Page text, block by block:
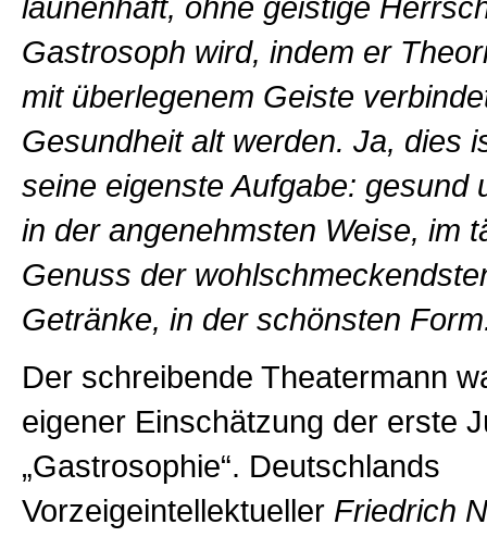
launenhaft, ohne geistige
Gastrosoph wird, indem er
mit überlegenem Geiste
Gesundheit alt werden. Ja, dies
seine eigenste Aufgabe: gesund
in der angenehmsten Weise, im
Genuss der
Getränke, in der schönsten
Der schreibende Theatermann
eigener Einschätzung der erste
„Gastrosophie“. Deutschlands
Vorzeigeintellektueller Friedrich